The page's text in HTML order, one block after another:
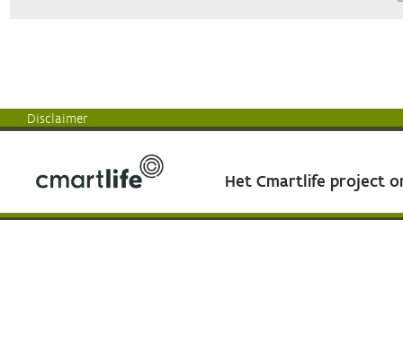
Disclaimer
Het Cmartlife project